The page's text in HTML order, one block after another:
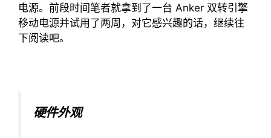
电源。前段时间笔者就拿到了一台 Anker 双转引擎
移动电源并试用了两周，对它感兴趣的话，继续往
下阅读吧。
硬件外观